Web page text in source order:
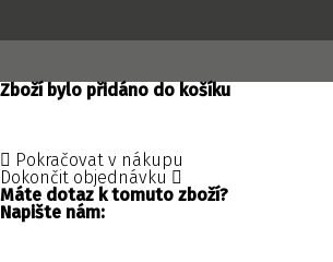
Zboží bylo přidáno do košíku
Pokračovat v nákupu
Dokončit objednávku
Máte dotaz k tomuto zboží?
Napište nám: